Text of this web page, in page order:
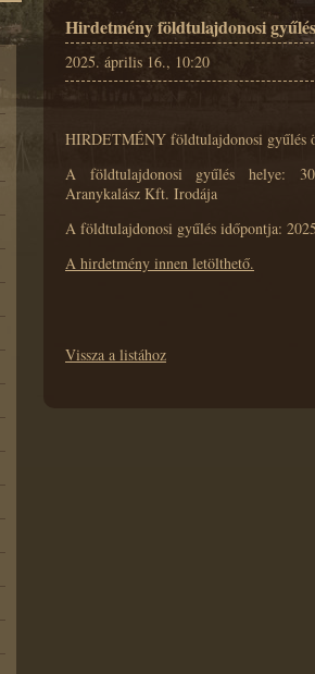
Hirdetmény földtulajdonosi
2025. április 16., 10:20
HIRDETMÉNY földtulajdonosi gyűlés
A földtulajdonosi gyűlés helye:
Aranykalász Kft. Irodája
A földtulajdonosi gyűlés időpontja:
A hirdetmény innen letölthető.
Vissza a listához